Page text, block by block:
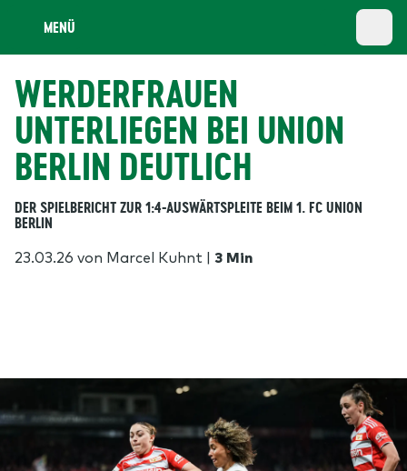
MENÜ
WERDERFRAUEN
UNTERLIEGEN BEI UNION
BERLIN DEUTLICH
DER SPIELBERICHT ZUR 1:4-AUSWÄRTSPLEITE BEIM 1. FC UNION
BERLIN
23.03.26 von Marcel Kuhnt | 3 Min